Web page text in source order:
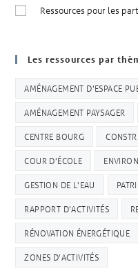
Ressources pour les
Les ressources par
AMÉNAGEMENT D'ESPACE
AMÉNAGEMENT PAYSAGER
CENTRE BOURG
COUR D'ÉCOLE
GESTION DE L'EAU
RAPPORT D'ACTIVITÉS
RÉNOVATION ÉNERGÉTIQUE
ZONES D'ACTIVITÉS